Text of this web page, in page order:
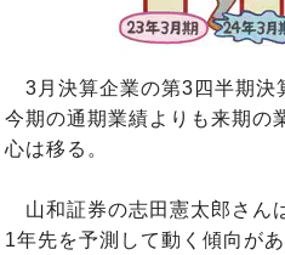
3月決算企業の第3四半期決
今期の通期業績よりも来期の
心は移る。
山和証券の志田憲太郎さん
1年先を予測して動く傾向が